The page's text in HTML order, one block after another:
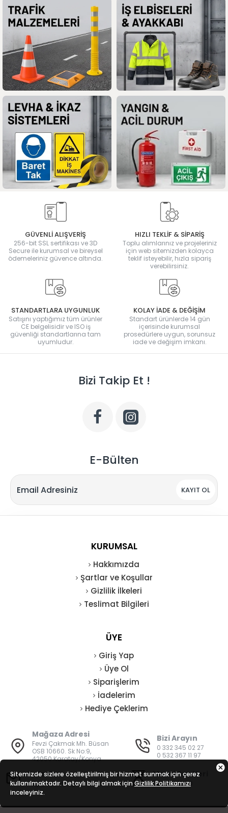
GÜVENLİ ALIŞVERİŞ
256-bit SSL sertifikası ve 3D
Secure ile kurumsal ve bireysel
ödemeleriniz güvence altında.
HIZLI TEKLİF & SİPARİŞ
Toplu alımlarınız ve projeleriniz
için web sitemizden kolayca
teklif isteyebilir, hızla sipariş
verebilirsiniz.
STANDARTLARA UYGUNLUK
Satışını yaptığımız tüm ürünler
CE belgelisidir ve ISO iş
güvenliği standartlarına tam
uyumludur.
KOLAY İADE & DEĞİŞİM
Standart ürünlerde 14 gün
içerisinde kurumsal
prosedürlere uygun, sorunsuz
iade ve değişim imkanı.
Bizi Takip Et !
E-Bülten
KAYIT OL
KURUMSAL
Hakkımızda
Şartlar ve Koşullar
Gizlilik İlkeleri
Teslimat Bilgileri
ÜYE
Giriş Yap
Üye Ol
Siparişlerim
İadelerim
Hediye Çeklerim
Mağaza Adresi
Fevzi Çakmak Mh. Büsan
OSB 10660. Sk No:9,
42050 Karatay/Konya
Bizi Arayın
0 332 345 02 27
0 532 367 11 97
E-Posta
bilgi@vatanisguvenligi.com
Mesai Saatleri
08:00 - 19:00
Sitemizde sizlere özelleştirilmiş bir hizmet sunmak için çerez
kullanılmaktadır. Detaylı bilgi almak için Gizlilik Politikamızı
inceleyiniz.